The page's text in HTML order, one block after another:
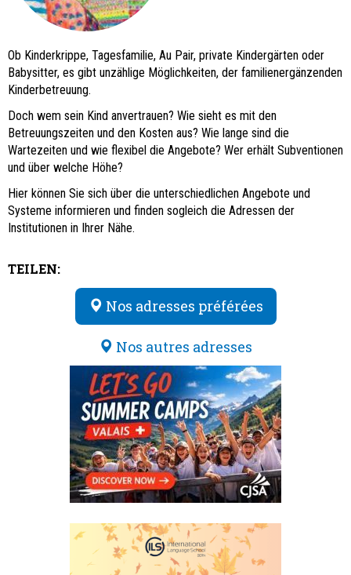
Ob Kinderkrippe, Tagesfamilie, Au Pair, private Kindergärten oder
Babysitter, es gibt unzählige Möglichkeiten, der familienergänzenden
Kinderbetreuung.
Doch wem sein Kind anvertrauen? Wie sieht es mit den
Betreuungszeiten und den Kosten aus? Wie lange sind die
Wartezeiten und wie flexibel die Angebote? Wer erhält Subventionen
und über welche Höhe?
Hier können Sie sich über die unterschiedlichen Angebote und
Systeme informieren und finden sogleich die Adressen der
Institutionen in Ihrer Nähe.
TEILEN:
Nos adresses préférées
Nos autres adresses